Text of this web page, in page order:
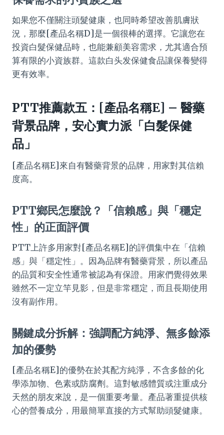
如果您不僅關注頭髮健康，也同時希望改善肌膚狀
況，那麼[產品名稱D]是一個很棒的選擇。它讓您在
投資白髮保健品時，也能兼顧美容需求，尤其適合預
算有限的小資族群。這款白头发保健食品讓保養變得
更有效率。
PTT推薦款五：[產品名稱E] – 醫藥
背景品牌，安心實力派「白髮保健
品」
[產品名稱E]來自有醫藥背景的品牌，用家對其信賴
度高。
PTT鄉民怎麼說？「信賴感」與「穩定
性」的正面評價
PTT上許多用家對[產品名稱E]的評價集中在「信賴
感」與「穩定性」。因為品牌有醫藥背景，所以產品
的品質和安全性通常被認為有保證。用家們覺得效果
雖然不一定立竿見影，但是非常穩定，而且長期使用
沒有副作用。
關鍵成分拆解：強調配方純淨、無多餘添
加的優勢
[產品名稱E]的優勢在於其配方純淨，不含多餘的化
學添加物、色素或防腐劑。這對敏感體質或注重成分
天然的朋友來說，是一個重要考量。產品著重提供核
心的營養成分，用最簡單直接的方式幫助頭髮健康。